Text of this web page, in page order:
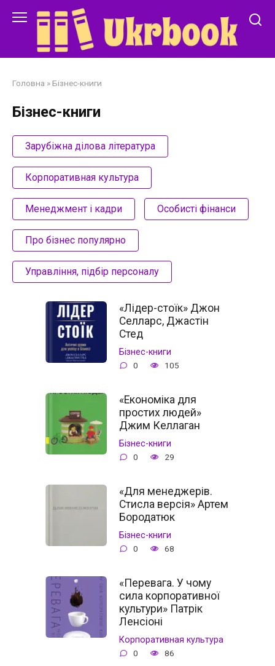
Головна »Бізнес-книги
Бізнес-книги
Зарубіжна ділова література
Корпоративная культура
Менеджмент і кадри Особисті фінанси
Про бізнес популярно
Управління, підбір персоналу
«Лідер-стоїк» Джон
Селларс, Джастін
Стед
Бізнес-книги
0 105
«Економіка для
простих людей»
Джим Келлаган
Бізнес-книги
0 29
«Для менеджерів.
Стисла версія» Артем
Бородатюк
Бізнес-книги
0 68
«Перевага. У чому
сила корпоративної
культури» Патрік
Ленсіоні
Корпоративная культура
0 86